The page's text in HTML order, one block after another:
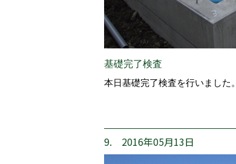
基礎完了検査
本日基礎完了検査を行いました。
9. 2016年05月13日